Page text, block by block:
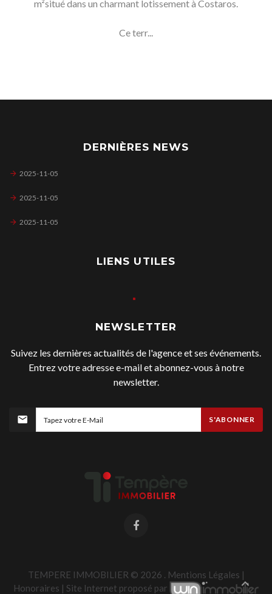
m²situé dans un charmant lotissement à Costaros.
Ce terr...
DERNIÈRES NEWS
2025-11-05
2025-11-05
2025-11-05
LIENS UTILES
NEWSLETTER
Suivez les dernières actualités de l'agence et ses événements.
Entrez votre adresse e-mail et abonnez-vous à notre
newsletter.
S'ABONNER
TEMPERE IMMOBILIER © 2026 . Mentions Légales |
Honoraires | Site Internet proposé par